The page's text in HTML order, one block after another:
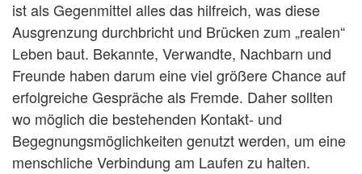
ist als Gegenmittel alles das hilfreich, was diese
Ausgrenzung durchbricht und Brücken zum „realen“
Leben baut. Bekannte, Verwandte, Nachbarn und
Freunde haben darum eine viel größere Chance auf
erfolgreiche Gespräche als Fremde. Daher sollten
wo möglich die bestehenden Kontakt- und
Begegnungsmöglichkeiten genutzt werden, um eine
menschliche Verbindung am Laufen zu halten.